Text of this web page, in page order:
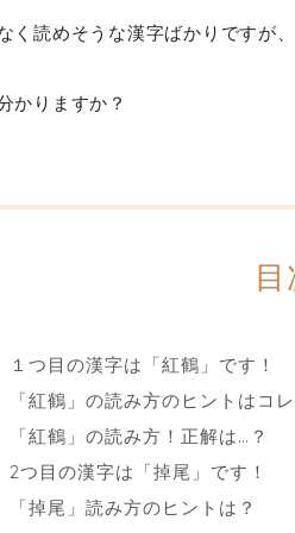
く読めそうな漢字ばかりですが、
かりますか？
目
１つ目の漢字は「紅鶴」です！
「紅鶴」の読み方のヒントはコレ
「紅鶴」の読み方！正解は…？
2つ目の漢字は「掉尾」です！
「掉尾」読み方のヒントは？